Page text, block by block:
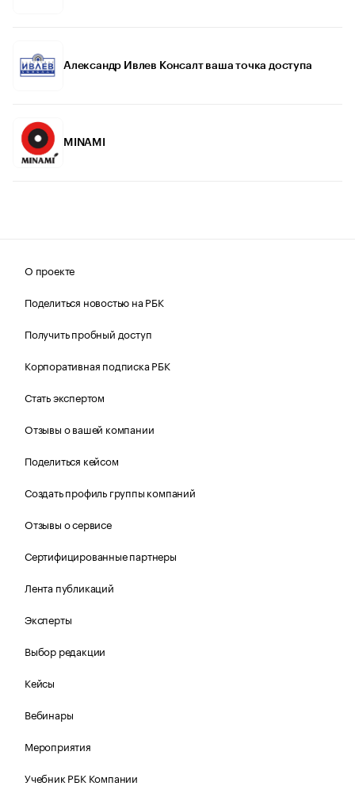
Александр Ивлев Консалт ваша точка доступа
MINAMI
О проекте
Поделиться новостью на РБК
Получить пробный доступ
Корпоративная подписка РБК
Стать экспертом
Отзывы о вашей компании
Поделиться кейсом
Создать профиль группы компаний
Отзывы о сервисе
Сертифицированные партнеры
Лента публикаций
Эксперты
Выбор редакции
Кейсы
Вебинары
Мероприятия
Учебник РБК Компании